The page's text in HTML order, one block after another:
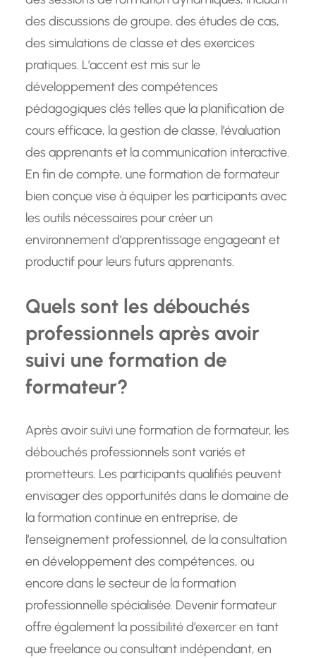
des discussions de groupe, des études de cas,
des simulations de classe et des exercices
pratiques. L’accent est mis sur le
développement des compétences
pédagogiques clés telles que la planification de
cours efficace, la gestion de classe, l’évaluation
des apprenants et la communication interactive.
En fin de compte, une formation de formateur
bien conçue vise à équiper les participants avec
les outils nécessaires pour créer un
environnement d’apprentissage engageant et
productif pour leurs futurs apprenants.
Quels sont les débouchés
professionnels après avoir
suivi une formation de
formateur?
Après avoir suivi une formation de formateur, les
débouchés professionnels sont variés et
prometteurs. Les participants qualifiés peuvent
envisager des opportunités dans le domaine de
la formation continue en entreprise, de
l’enseignement professionnel, de la consultation
en développement des compétences, ou
encore dans le secteur de la formation
professionnelle spécialisée. Devenir formateur
offre également la possibilité d’exercer en tant
que freelance ou consultant indépendant, en